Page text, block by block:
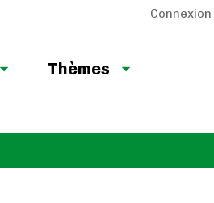
Connexion
Thèmes